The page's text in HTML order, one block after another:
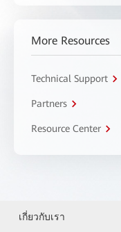
More Resources
Technical Support
Partners
Resource Center
เกี่ยวกับเรา